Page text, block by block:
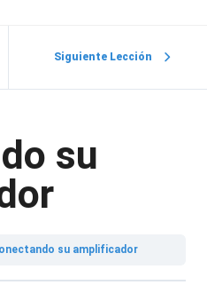
Siguiente Lección
su
su amplificador